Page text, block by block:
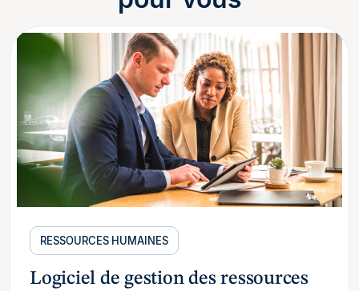
RESSOURCES HUMAINES
Logiciel de gestion des ressources